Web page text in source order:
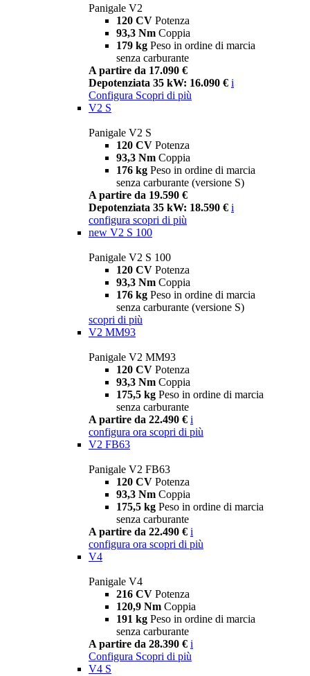
Panigale V2
120 CV Potenza
93,3 Nm Coppia
179 kg Peso in ordine di marcia
senza carburante
A partire da 17.090 €
Depotenziata 35 kW: 16.090 € i
Configura Scopri di più
V2 S
Panigale V2 S
120 CV Potenza
93,3 Nm Coppia
176 kg Peso in ordine di marcia
senza carburante (versione S)
A partire da 19.590 €
Depotenziata 35 kW: 18.590 € i
configura scopri di più
new V2 S 100
Panigale V2 S 100
120 CV Potenza
93,3 Nm Coppia
176 kg Peso in ordine di marcia
senza carburante (versione S)
scopri di più
V2 MM93
Panigale V2 MM93
120 CV Potenza
93,3 Nm Coppia
175,5 kg Peso in ordine di marcia
senza carburante
A partire da 22.490 € i
configura ora scopri di più
V2 FB63
Panigale V2 FB63
120 CV Potenza
93,3 Nm Coppia
175,5 kg Peso in ordine di marcia
senza carburante
A partire da 22.490 € i
configura ora scopri di più
V4
Panigale V4
216 CV Potenza
120,9 Nm Coppia
191 kg Peso in ordine di marcia
senza carburante
A partire da 28.390 € i
Configura Scopri di più
V4 S